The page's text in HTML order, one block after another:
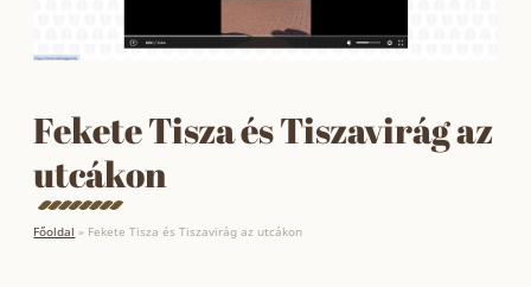
Fekete Tisza és Tiszavirág az
utcákon
Főoldal » Fekete Tisza és Tiszavirág az utcákon